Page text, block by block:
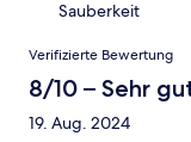
Sauberkeit
Bewertungen
Verifizierte Bewertung
8/10 – Sehr
19. Aug. 2024